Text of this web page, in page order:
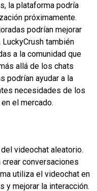
la plataforma podría
próximamente.
podrían mejorar
también
a la comunidad que
allá de los chats
podrían ayudar a la
necesidades de los
el mercado.
videochat aleatorio.
crear conversaciones
utiliza el videochat en
y mejorar la interacción.